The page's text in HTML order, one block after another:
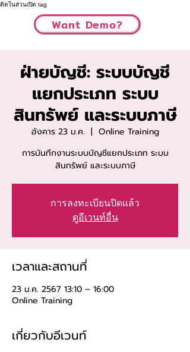
ติดในส่วนเปิด tag
Want Demo?
ฝ่ายบัญชี: ระบบบัญชี
แยกประเภท ระบบ
สินทรัพย์ และระบบภาษี
อังคาร 23 ม.ค.
  |
Online Training
การบันทึกงานระบบบัญชีแยกประเภท ระบบ
สินทรัพย์ และระบบภาษี
การลงทะเบียนปิดแล้ว
ดูอีเวนท์อื่น
เวลาและสถานที่
23 ม.ค. 2567 13:10 – 16:00
Online Training
เกี่ยวกับอีเวนท์